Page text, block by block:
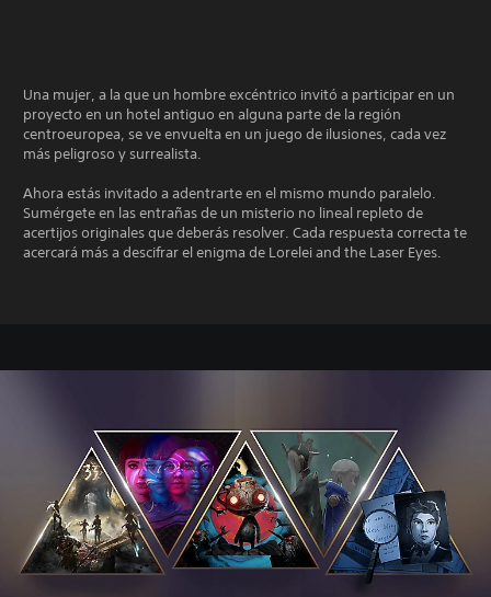
Una mujer, a la que un hombre excéntrico invitó a participar en un
proyecto en un hotel antiguo en alguna parte de la región
centroeuropea, se ve envuelta en un juego de ilusiones, cada vez
más peligroso y surrealista.
Ahora estás invitado a adentrarte en el mismo mundo paralelo.
Sumérgete en las entrañas de un misterio no lineal repleto de
acertijos originales que deberás resolver. Cada respuesta correcta te
acercará más a descifrar el enigma de Lorelei and the Laser Eyes.